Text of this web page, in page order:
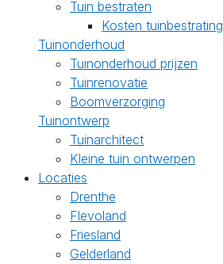
Tuin bestraten
Kosten tuinbestrating
Tuinonderhoud
Tuinonderhoud prijzen
Tuinrenovatie
Boomverzorging
Tuinontwerp
Tuinarchitect
Kleine tuin ontwerpen
Locaties
Drenthe
Flevoland
Friesland
Gelderland